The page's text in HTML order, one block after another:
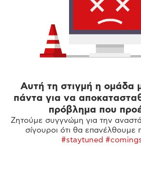
Αυτή τη στιγμή η ομάδα
πάντα για να
πρόβλημα που
Ζητούμε συγγνώμη για την
σίγουροι ότι θα επανέλθουμε
#staytuned